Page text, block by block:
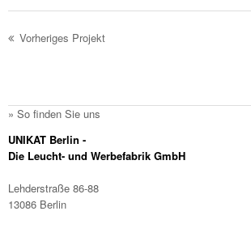
Vorheriges Projekt
» So finden Sie uns
UNIKAT Berlin -
Die Leucht- und Werbefabrik GmbH
Lehderstraße 86-88
13086 Berlin